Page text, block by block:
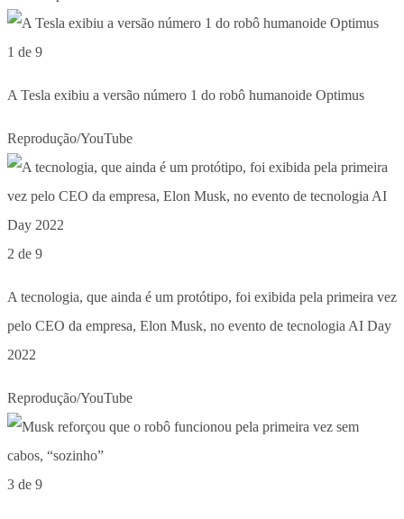
1 de 9
A Tesla exibiu a versão número 1 do robô humanoide Optimus
Reprodução/YouTube
2 de 9
A tecnologia, que ainda é um protótipo, foi exibida pela primeira vez
pelo CEO da empresa, Elon Musk, no evento de tecnologia AI Day
2022
Reprodução/YouTube
3 de 9